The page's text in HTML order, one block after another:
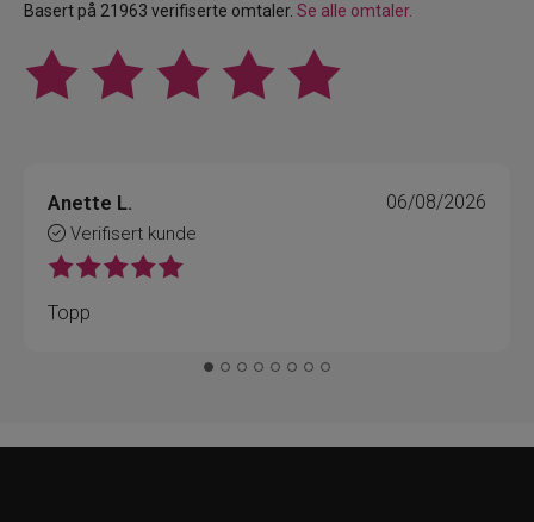
Basert på 21963 verifiserte omtaler. Se alle omtaler.
Anette L.
Verifisert kunde
06/08/2026
Topp